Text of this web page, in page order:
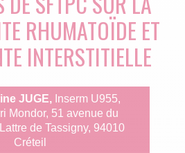
RHUMATOÏDE ET
INTERSTITIELLE
JUGE, Inserm U955,
Mondor, 51 avenue du
de Tassigny, 94010
Créteil